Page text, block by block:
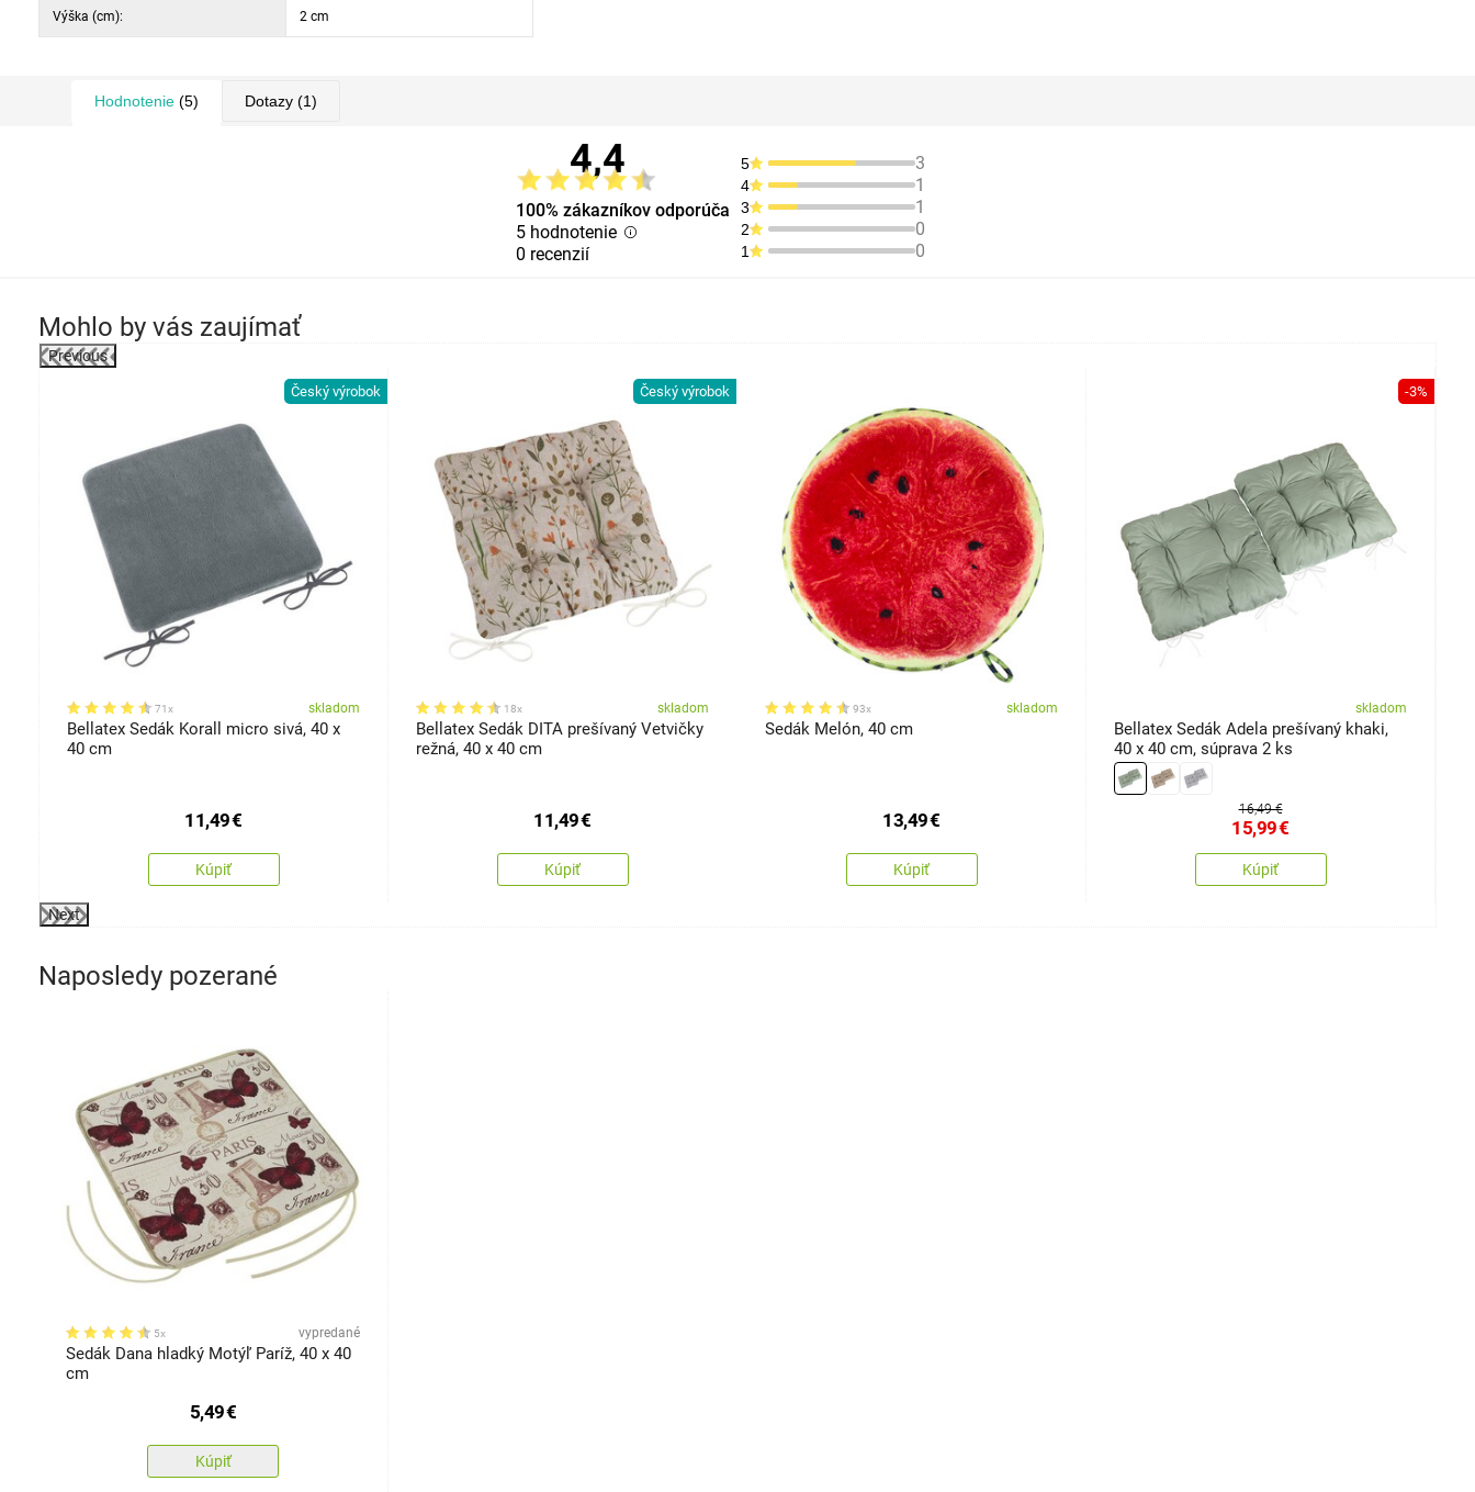
Výška (cm): 2 cm
Hodnotenie (5) Dotazy (1)
4,4
100% zákazníkov odporúča
5 hodnotenie
0 recenzií
5 3
4 1
3 1
2 0
1 0
Mohlo by vás zaujímať
Previous
Český výrobok
71x skladom
Bellatex Sedák Korall micro sivá, 40 x
40 cm
11,49€
Kúpiť
Český výrobok
18x skladom
Bellatex Sedák DITA prešívaný Vetvičky
režná, 40 x 40 cm
11,49€
Kúpiť
93x skladom
Sedák Melón, 40 cm
13,49€
Kúpiť
-3%
skladom
Bellatex Sedák Adela prešívaný khaki,
40 x 40 cm, súprava 2 ks
16,49 €
15,99€
Kúpiť
Next
Naposledy pozerané
5x vypredané
Sedák Dana hladký Motýľ Paríž, 40 x 40
cm
5,49€
Kúpiť